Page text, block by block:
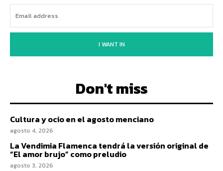
I WANT IN
Don't miss
Cultura y ocio en el agosto menciano
agosto 4, 2026
La Vendimia Flamenca tendrá la versión original de
“El amor brujo” como preludio
agosto 3, 2026